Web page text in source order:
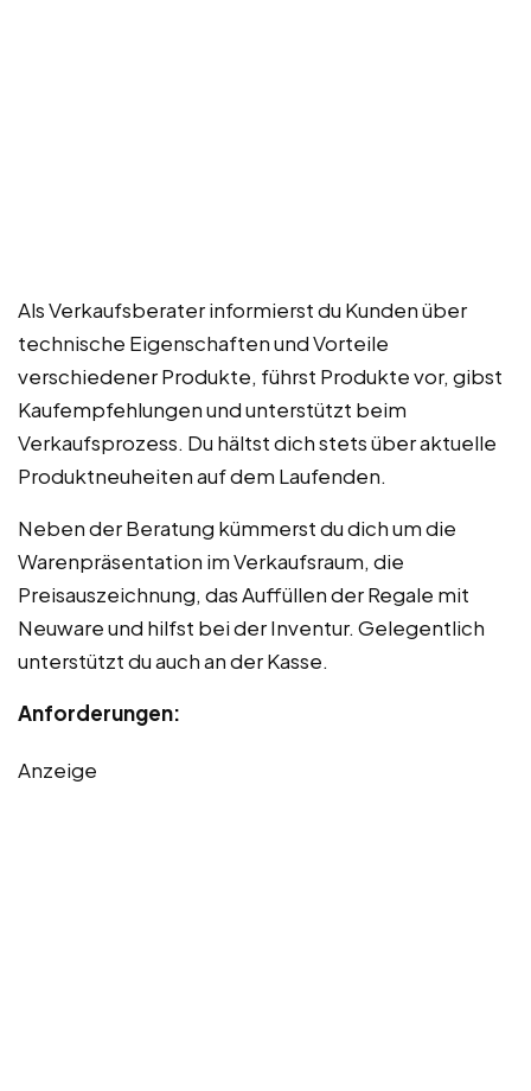
Als Verkaufsberater informierst du Kunden über
technische Eigenschaften und Vorteile
verschiedener Produkte, führst Produkte vor, gibst
Kaufempfehlungen und unterstützt beim
Verkaufsprozess. Du hältst dich stets über aktuelle
Produktneuheiten auf dem Laufenden.
Neben der Beratung kümmerst du dich um die
Warenpräsentation im Verkaufsraum, die
Preisauszeichnung, das Auffüllen der Regale mit
Neuware und hilfst bei der Inventur. Gelegentlich
unterstützt du auch an der Kasse.
Anforderungen:
Anzeige